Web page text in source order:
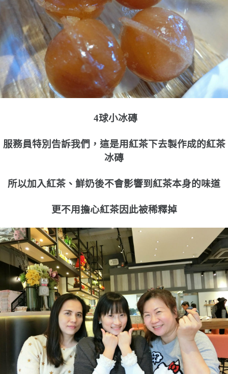
4球小冰磚
服務員特別告訴我們，這是用紅茶下去製作成的紅茶
冰磚
所以加入紅茶、鮮奶後不會影響到紅茶本身的味道
更不用擔心紅茶因此被稀釋掉